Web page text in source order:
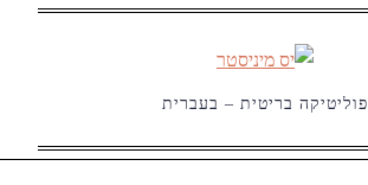
פוליטיקה בריטית – בעברית